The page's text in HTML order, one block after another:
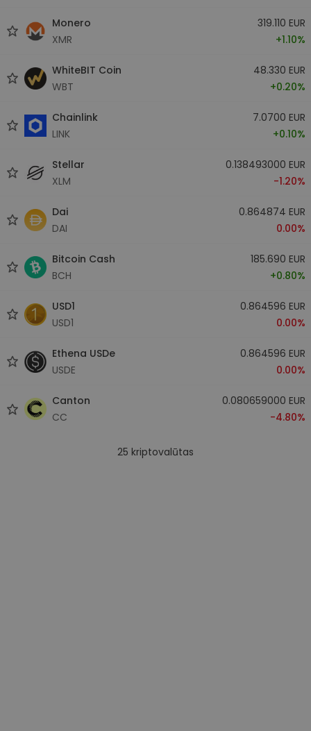
Monero
XMR
319.110 EUR
+1.10%
WhiteBIT Coin
WBT
48.330 EUR
+0.20%
Chainlink
LINK
7.0700 EUR
+0.10%
Stellar
XLM
0.138493000 EUR
-1.20%
Dai
DAI
0.864874 EUR
0.00%
Bitcoin Cash
BCH
185.690 EUR
+0.80%
USD1
USD1
0.864596 EUR
0.00%
Ethena USDe
USDE
0.864596 EUR
0.00%
Canton
CC
0.080659000 EUR
-4.80%
25 kriptovalūtas